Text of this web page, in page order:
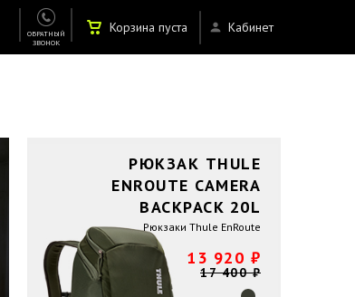
ОБРАТНЫЙ
ЗВОНОК
Кабинет
Корзина пуста
РЮКЗАК THULE
ENROUTE CAMERA
BACKPACK 20L
Рюкзаки Thule EnRoute
13 920 ₽
17 400 ₽